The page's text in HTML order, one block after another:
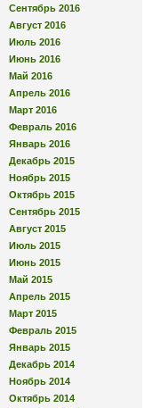
Сентябрь 2016
Август 2016
Июль 2016
Июнь 2016
Май 2016
Апрель 2016
Март 2016
Февраль 2016
Январь 2016
Декабрь 2015
Ноябрь 2015
Октябрь 2015
Сентябрь 2015
Август 2015
Июль 2015
Июнь 2015
Май 2015
Апрель 2015
Март 2015
Февраль 2015
Январь 2015
Декабрь 2014
Ноябрь 2014
Октябрь 2014